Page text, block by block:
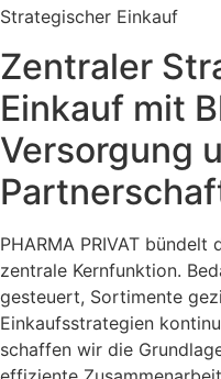
Strategischer Einkauf
Zentraler
Einkauf mit
Versorgung
PHARMA PRIVAT
zentrale Kernfunktion.
gesteuert, Sortimente
Einkaufsstrategien
schaffen wir die